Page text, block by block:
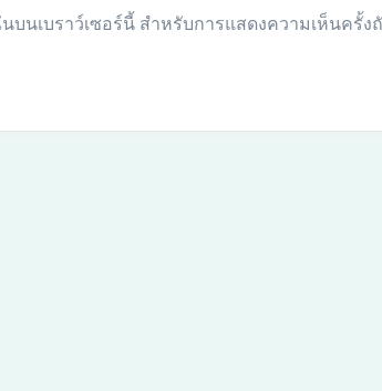
บนเบราว์เซอร์นี้ สำหรับการแสดงความเห็นครั้ง